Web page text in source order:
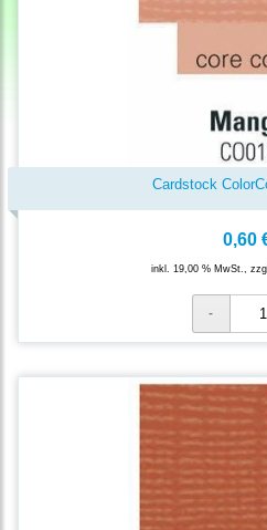
Cardstock
0,60
inkl. 19,00 % MwSt.,